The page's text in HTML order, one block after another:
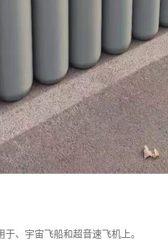
、宇宙飞船和超音速飞机上。